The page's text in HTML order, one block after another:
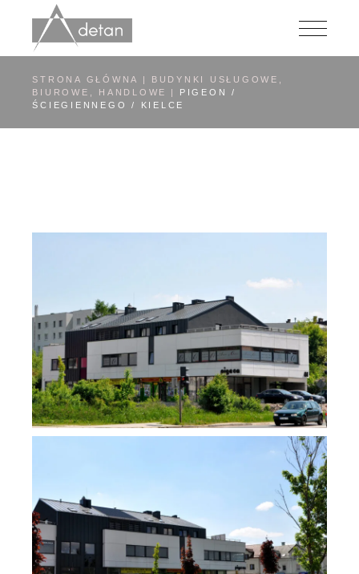
zawartości
STRONA GŁÓWNA
BUDYNKI USŁUGOWE,
BIUROWE, HANDLOWE
PIGEON /
ŚCIEGIENNEGO / KIELCE